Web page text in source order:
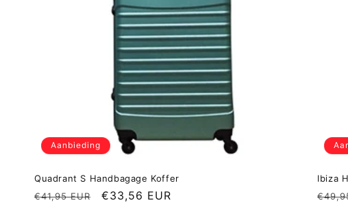
Aanbieding
Quadrant S Handbagage Koffer
Normale
€41,95 EUR Aanbiedingsprijs
€33,56 EUR
Ibiza